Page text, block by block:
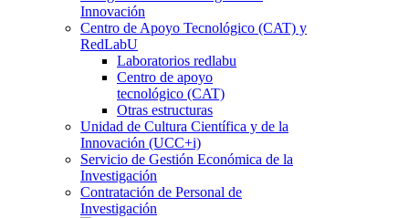
Innovación
Centro de Apoyo Tecnológico (CAT) y
RedLabU
Laboratorios redlabu
Centro de apoyo
tecnológico (CAT)
Otras estructuras
Unidad de Cultura Científica y de la
Innovación (UCC+i)
Servicio de Gestión Económica de la
Investigación
Contratación de Personal de
Investigación